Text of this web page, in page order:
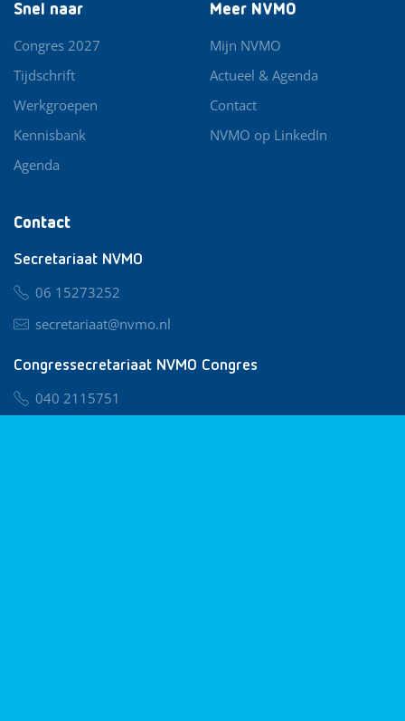
Contact
Secretariaat NVMO
06 15273252
secretariaat@nvmo.nl
Congressecretariaat NVMO Congres
040 2115751
Snel naar
Congres 2027
Tijdschrift
Werkgroepen
Kennisbank
Agenda
Meer NVMO
Mijn NVMO
Actueel & Agenda
Contact
NVMO op LinkedIn